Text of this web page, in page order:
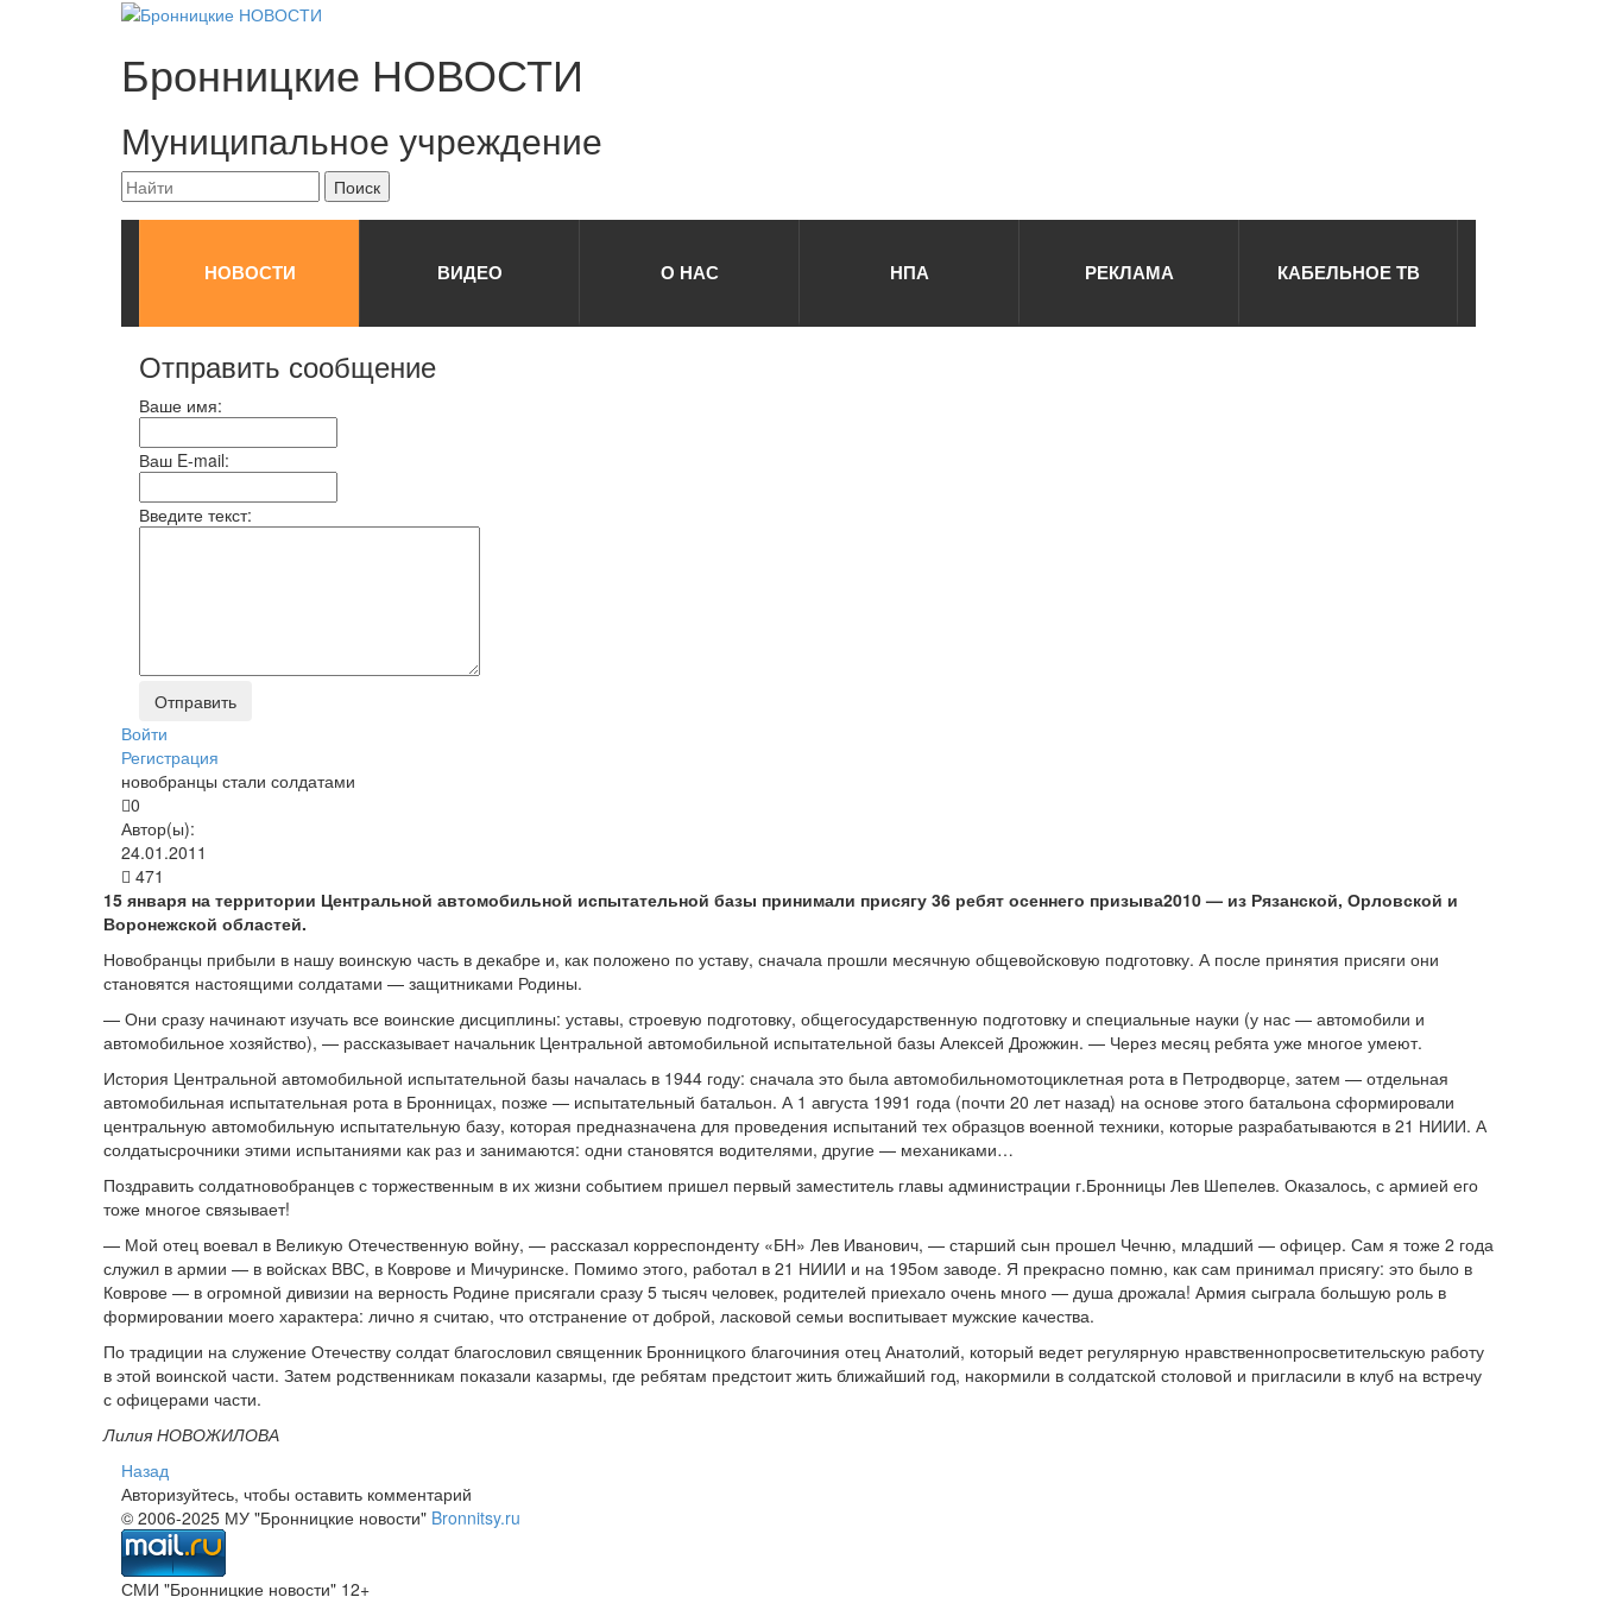
Бронницкие НОВОСТИ
Муниципальное учреждение
НОВОСТИ ВИДЕО О НАС НПА РЕКЛАМА КАБЕЛЬНОЕ ТВ
Отправить сообщение
Ваше имя:
Ваш E-mail:
Введите текст:
Войти
Регистрация
новобранцы стали солдатами
0
Автор(ы):
24.01.2011
471
15 января на территории Центральной автомобильной испытательной базы принимали присягу 36 ребят осеннего призыва2010 — из Рязанской, Орловской и
Воронежской областей.
Новобранцы прибыли в нашу воинскую часть в декабре и, как положено по уставу, сначала прошли месячную общевойсковую подготовку. А после принятия присяги они
становятся настоящими солдатами — защитниками Родины.
— Они сразу начинают изучать все воинские дисциплины: уставы, строевую подготовку, общегосударственную подготовку и специальные науки (у нас — автомобили и
автомобильное хозяйство), — рассказывает начальник Центральной автомобильной испытательной базы Алексей Дрожжин. — Через месяц ребята уже многое умеют.
История Центральной автомобильной испытательной базы началась в 1944 году: сначала это была автомобильномотоциклетная рота в Петродворце, затем — отдельная
автомобильная испытательная рота в Бронницах, позже — испытательный батальон. А 1 августа 1991 года (почти 20 лет назад) на основе этого батальона сформировали
центральную автомобильную испытательную базу, которая предназначена для проведения испытаний тех образцов военной техники, которые разрабатываются в 21 НИИИ. А
солдатысрочники этими испытаниями как раз и занимаются: одни становятся водителями, другие — механиками…
Поздравить солдатновобранцев с торжественным в их жизни событием пришел первый заместитель главы администрации г.Бронницы Лев Шепелев. Оказалось, с армией его
тоже многое связывает!
— Мой отец воевал в Великую Отечественную войну, — рассказал корреспонденту «БН» Лев Иванович, — старший сын прошел Чечню, младший — офицер. Сам я тоже 2 года
служил в армии — в войсках ВВС, в Коврове и Мичуринске. Помимо этого, работал в 21 НИИИ и на 195ом заводе. Я прекрасно помню, как сам принимал присягу: это было в
Коврове — в огромной дивизии на верность Родине присягали сразу 5 тысяч человек, родителей приехало очень много — душа дрожала! Армия сыграла большую роль в
формировании моего характера: лично я считаю, что отстранение от доброй, ласковой семьи воспитывает мужские качества.
По традиции на служение Отечеству солдат благословил священник Бронницкого благочиния отец Анатолий, который ведет регулярную нравственнопросветительскую работу
в этой воинской части. Затем родственникам показали казармы, где ребятам предстоит жить ближайший год, накормили в солдатской столовой и пригласили в клуб на встречу
с офицерами части.
Лилия НОВОЖИЛОВА
Назад
Авторизуйтесь, чтобы оставить комментарий
© 2006-2025 МУ "Бронницкие новости" Bronnitsy.ru
СМИ "Бронницкие новости" 12+